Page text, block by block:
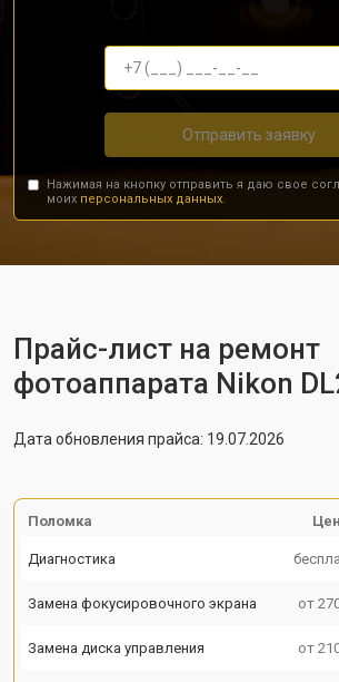
Отправить заявку
Нажимая на кнопку отправить я даю свое
моих персональных данных.
Прайс-лист на ремонт
фотоаппарата Nikon
Дата обновления прайса: 19.07.2026
Поломка
Диагностика
Замена фокусировочного экрана от
Замена диска управления от